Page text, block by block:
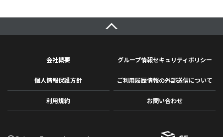
会社概要 グループ情報セキュリティポリシー
個人情報保護方針 ご利用履歴情報の外部送信について
利用規約 お問い合わせ